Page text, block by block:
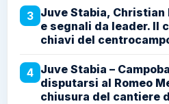
3 Juve Stabia, Christian
e segnali da leader. Il
chiavi del
4 Juve Stabia –
disputarsi al Romeo
chiusura del cantiere